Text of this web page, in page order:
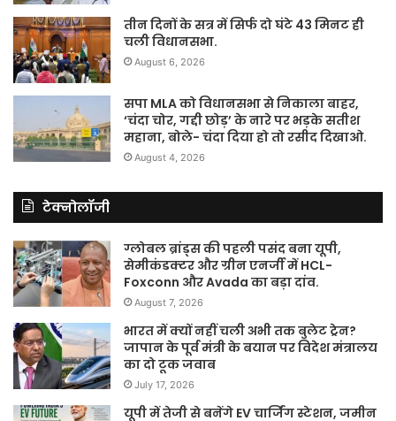
तीन दिनों के सत्र में सिर्फ दो घंटे 43 मिनट ही
चली विधानसभा.
August 6, 2026
सपा MLA को विधानसभा से निकाला बाहर,
‘चंदा चोर, गद्दी छोड़’ के नारे पर भड़के सतीश
महाना, बोले- चंदा दिया हो तो रसीद दिखाओ.
August 4, 2026
टेक्नोलॉजी
ग्लोबल ब्रांड्स की पहली पसंद बना यूपी,
सेमीकंडक्टर और ग्रीन एनर्जी में HCL-
Foxconn और Avada का बड़ा दांव.
August 7, 2026
भारत में क्यों नहीं चली अभी तक बुलेट ट्रेन?
जापान के पूर्व मंत्री के बयान पर विदेश मंत्रालय
का दो टूक जवाब
July 17, 2026
यूपी में तेजी से बनेंगे EV चार्जिंग स्टेशन, जमीन